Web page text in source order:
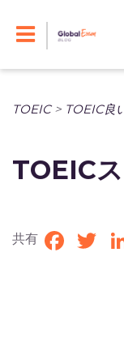
TOEIC> TOEIC良
TOEIC
共有